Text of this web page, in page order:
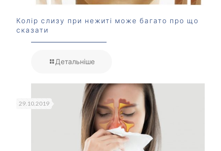
Колір слизу при нежиті може багато про що
сказати
Детальніше
29.10.2019